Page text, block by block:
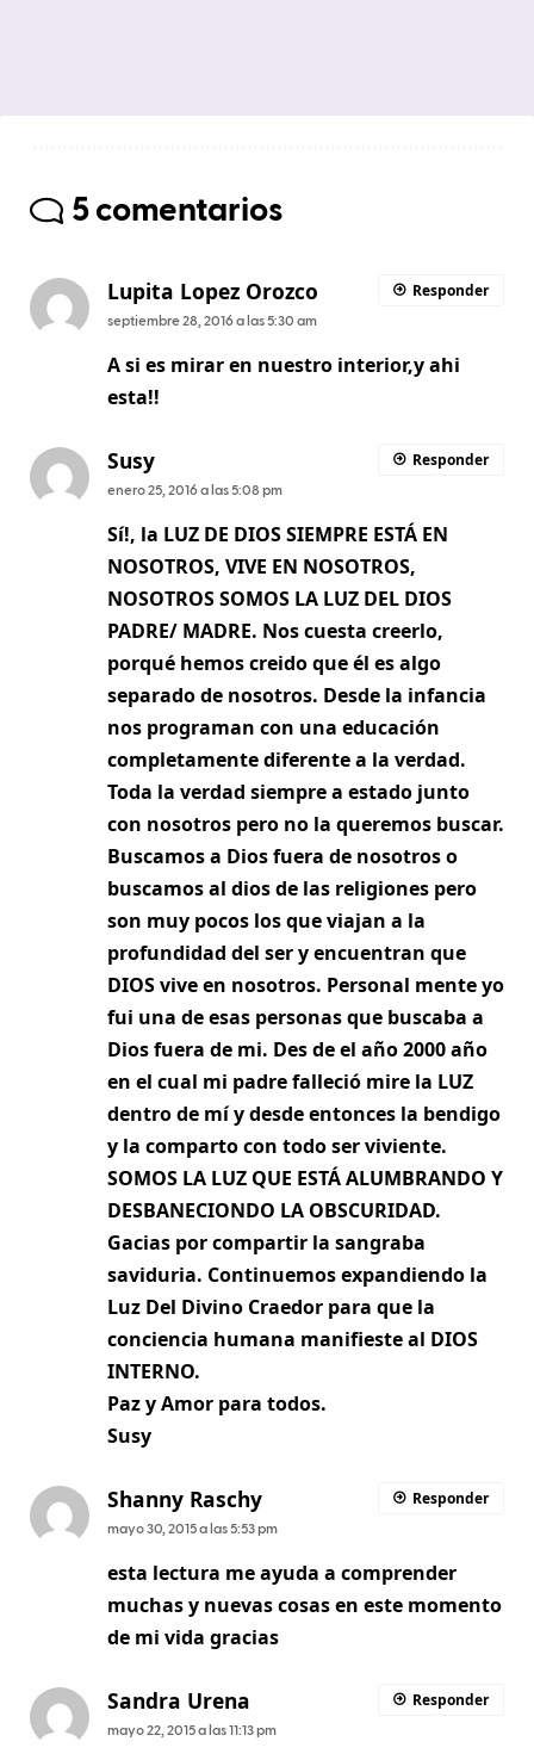
5 comentarios
Lupita Lopez Orozco
septiembre 28, 2016 a las 5:30 am
A si es mirar en nuestro interior,y ahi
esta!!
Responder
Susy
enero 25, 2016 a las 5:08 pm
Sí!, la LUZ DE DIOS SIEMPRE ESTÁ EN
NOSOTROS, VIVE EN NOSOTROS,
NOSOTROS SOMOS LA LUZ DEL DIOS
PADRE/ MADRE. Nos cuesta creerlo,
porqué hemos creido que él es algo
separado de nosotros. Desde la infancia
nos programan con una educación
completamente diferente a la verdad.
Toda la verdad siempre a estado junto
con nosotros pero no la queremos buscar.
Buscamos a Dios fuera de nosotros o
buscamos al dios de las religiones pero
son muy pocos los que viajan a la
profundidad del ser y encuentran que
DIOS vive en nosotros. Personal mente yo
fui una de esas personas que buscaba a
Dios fuera de mi. Des de el año 2000 año
en el cual mi padre falleció mire la LUZ
dentro de mí y desde entonces la bendigo
y la comparto con todo ser viviente.
SOMOS LA LUZ QUE ESTÁ ALUMBRANDO Y
DESBANECIONDO LA OBSCURIDAD.
Gacias por compartir la sangraba
saviduria. Continuemos expandiendo la
Luz Del Divino Craedor para que la
conciencia humana manifieste al DIOS
INTERNO.
Paz y Amor para todos.
Susy
Responder
Shanny Raschy
mayo 30, 2015 a las 5:53 pm
esta lectura me ayuda a comprender
muchas y nuevas cosas en este momento
de mi vida gracias
Responder
Sandra Urena
mayo 22, 2015 a las 11:13 pm
Responder